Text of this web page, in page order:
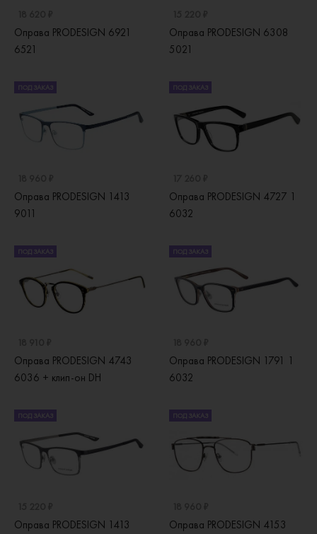
Оправа PRODESIGN 6921
6521
Оправа PRODESIGN 6308
5021
ПОД ЗАКАЗ
Оправа PRODESIGN 1413
9011
ПОД ЗАКАЗ
Оправа PRODESIGN 4727 1
6032
ПОД ЗАКАЗ
Оправа PRODESIGN 4743
6036 + клип-он DH
ПОД ЗАКАЗ
Оправа PRODESIGN 1791 1
6032
ПОД ЗАКАЗ
Оправа PRODESIGN 1413
ПОД ЗАКАЗ
Оправа PRODESIGN 4153